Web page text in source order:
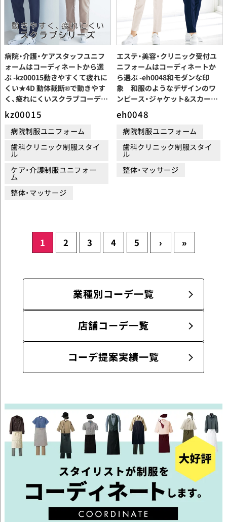
病院・介護・ケアスタッフユニフ
ォームはコーディネートから選
ぶ -kz00015動きやすくて疲れに
くい★4D 動体裁断®で動きやす
く、疲れにくいスクラブコーディ
ネート
kz00015
病院制服ユニフォーム
歯科クリニック制服スタイ
ル
ケア・介護制服ユニフォー
ム
整体・マッサージ
エステ・美容・クリニック受付ユ
ニフォームはコーディネートか
ら選ぶ -eh0048和モダンな印
象 和服のようなデザインのワ
ンピース・ジャケット&スカート
スタイル
eh0048
病院制服ユニフォーム
歯科クリニック制服スタイ
ル
整体・マッサージ
1 2 3 4 5 › »
業種別コーデ一覧
店舗コーデ一覧
コーデ提案実績一覧